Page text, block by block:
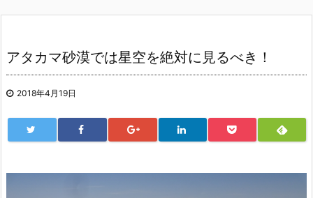
アタカマ砂漠では星空を絶対に見るべき！
2018年4月19日